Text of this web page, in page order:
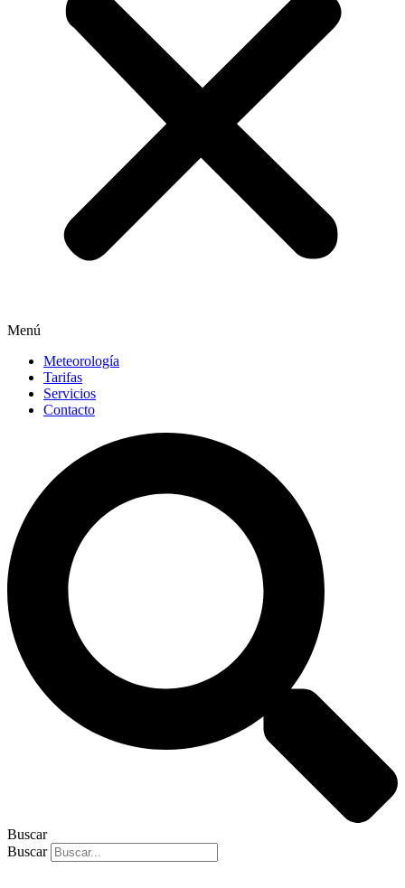
Menú
Meteorología
Tarifas
Servicios
Contacto
Buscar
Buscar